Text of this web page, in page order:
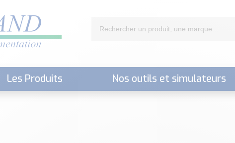
Les Produits Nos outils et simulateurs